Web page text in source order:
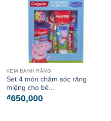
KEM ĐÁNH RĂNG
Set 4 món chăm sóc răng
miệng cho bé...
₫650,000